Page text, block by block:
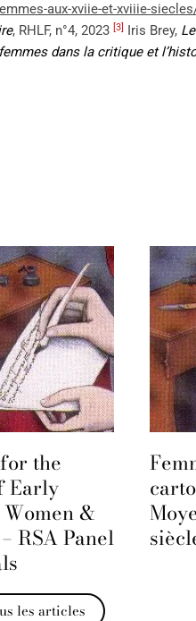
aux-xviie-et-xviiie-
, RHLF, n°4, 2023 [3] Iris Brey,
dans la critique et
et
du
au XXe
les articles